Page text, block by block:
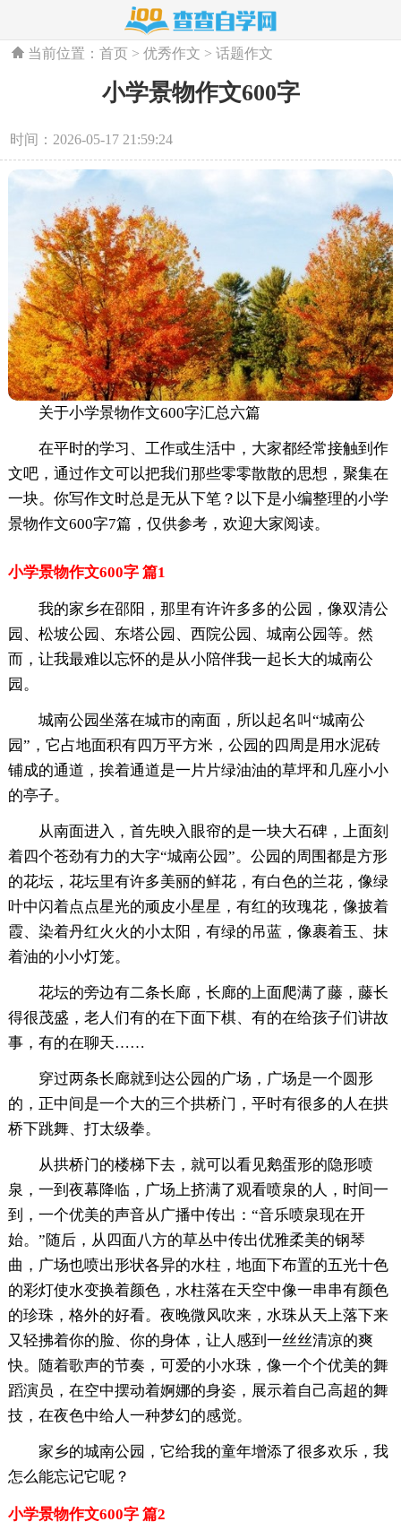
当前位置：首页 >优秀作文 >话题作文
小学景物作文600字
时间：2026-05-17 21:59:24
关于小学景物作文600字汇总六篇
在平时的学习、工作或生活中，大家都经常接触到作
文吧，通过作文可以把我们那些零零散散的思想，聚集在
一块。你写作文时总是无从下笔？以下是小编整理的小学
景物作文600字7篇，仅供参考，欢迎大家阅读。
小学景物作文600字 篇1
我的家乡在邵阳，那里有许许多多的公园，像双清公
园、松坡公园、东塔公园、西院公园、城南公园等。然
而，让我最难以忘怀的是从小陪伴我一起长大的城南公
园。
城南公园坐落在城市的南面，所以起名叫“城南公
园”，它占地面积有四万平方米，公园的四周是用水泥砖
铺成的通道，挨着通道是一片片绿油油的草坪和几座小小
的亭子。
从南面进入，首先映入眼帘的是一块大石碑，上面刻
着四个苍劲有力的大字“城南公园”。公园的周围都是方形
的花坛，花坛里有许多美丽的鲜花，有白色的兰花，像绿
叶中闪着点点星光的顽皮小星星，有红的玫瑰花，像披着
霞、染着丹红火火的小太阳，有绿的吊蓝，像裹着玉、抹
着油的小小灯笼。
花坛的旁边有二条长廊，长廊的上面爬满了藤，藤长
得很茂盛，老人们有的在下面下棋、有的在给孩子们讲故
事，有的在聊天……
穿过两条长廊就到达公园的广场，广场是一个圆形
的，正中间是一个大的三个拱桥门，平时有很多的人在拱
桥下跳舞、打太级拳。
从拱桥门的楼梯下去，就可以看见鹅蛋形的隐形喷
泉，一到夜幕降临，广场上挤满了观看喷泉的人，时间一
到，一个优美的声音从广播中传出：“音乐喷泉现在开
始。”随后，从四面八方的草丛中传出优雅柔美的钢琴
曲，广场也喷出形状各异的水柱，地面下布置的五光十色
的彩灯使水变换着颜色，水柱落在天空中像一串串有颜色
的珍珠，格外的好看。夜晚微风吹来，水珠从天上落下来
又轻拂着你的脸、你的身体，让人感到一丝丝清凉的爽
快。随着歌声的节奏，可爱的小水珠，像一个个优美的舞
蹈演员，在空中摆动着婀娜的身姿，展示着自己高超的舞
技，在夜色中给人一种梦幻的感觉。
家乡的城南公园，它给我的童年增添了很多欢乐，我
怎么能忘记它呢？
小学景物作文600字 篇2